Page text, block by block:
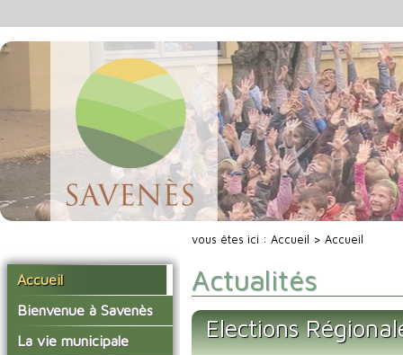
Accueil
Bienvenue à Savenès
Situer Savenès
La vie municipale
vous êtes ici : Accueil > Accueil
Actualités
Elections